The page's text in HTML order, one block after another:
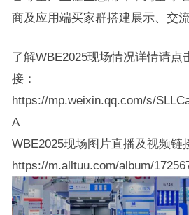
商及应用端买家群搭建展示、交
了解WBE2025现场情况详情请点
接：
https://mp.weixin.qq.com/s/
A
WBE2025现场图片直播及视频链
https://m.alltuu.com/album/